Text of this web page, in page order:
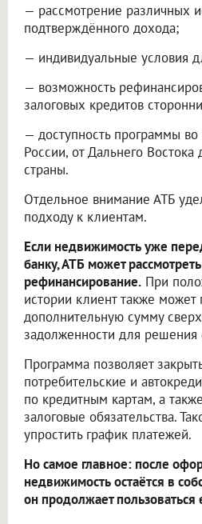
— рассмотрение различных
подтверждённого дохода;
— индивидуальные условия
— возможность
залоговых кредитов
— доступность программы
России, от Дальнего Востока
страны.
Отдельное внимание АТБ
подходу к клиентам.
Если недвижимость уже
банку, АТБ может
рефинансирование. При
истории клиент также может
дополнительную сумму сверх
задолженности для решения
Программа позволяет
потребительские и
по кредитным картам, а
залоговые обязательства.
упростить график платежей.
Но самое главное: после
недвижимость остаётся в
он продолжает